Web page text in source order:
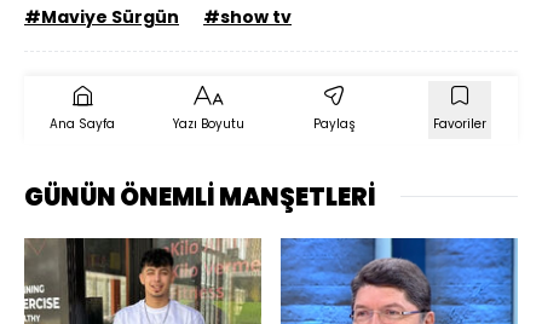
#Maviye Sürgün #show tv
Ana Sayfa Yazı Boyutu Paylaş Favoriler
GÜNÜN ÖNEMLİ MANŞETLERİ